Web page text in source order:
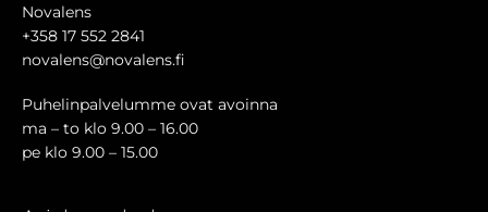
Novalens
+358 17 552 2841
novalens@novalens.fi
Puhelinpalvelumme ovat avoinna
ma – to klo 9.00 – 16.00
pe klo 9.00 – 15.00